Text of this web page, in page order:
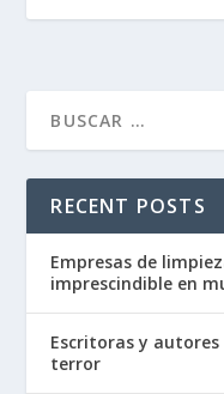
RECENT POSTS
Empresas de
imprescindible en
Escritoras y
terror